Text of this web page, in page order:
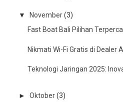
▼ November(3)
Fast Boat Bali Pilihan
Nikmati Wi-Fi Gratis di Dealer
Teknologi Jaringan 2025:
► Oktober(3)